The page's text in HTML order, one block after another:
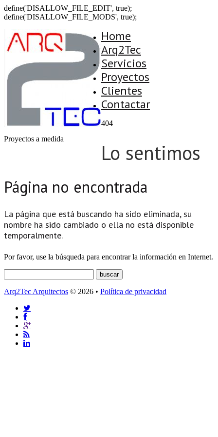
define('DISALLOW_FILE_EDIT', true);
define('DISALLOW_FILE_MODS', true);
Proyectos a medida
Home
Arq2Tec
Servicios
Proyectos
Clientes
Contactar
404
Lo sentimos
Página no encontrada
La página que está buscando ha sido eliminada, su
nombre ha sido cambiado o ella no está disponible
temporalmente.
Por favor, use la búsqueda para encontrar la información en Internet.
Arq2Tec Arquitectos © 2026 • Política de privacidad